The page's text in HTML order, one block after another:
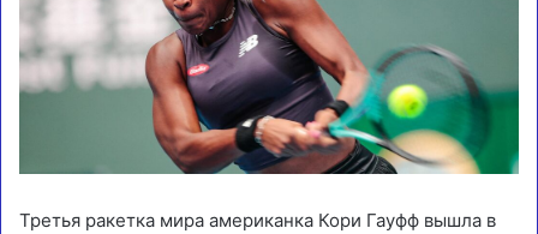
Третья ракетка мира американка Кори Гауфф вышла в